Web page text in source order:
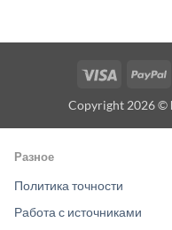
Visa
Copyright 2026 ©
Разное
Политика точности
Работа с источниками